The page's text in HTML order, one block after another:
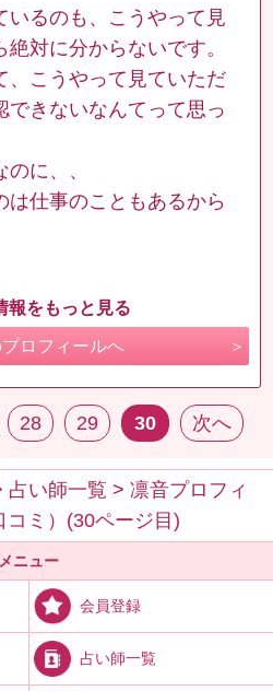
いるのも、こうやって見
対に分からないです。
、こうやって見ていただ
できないなんてって思っ
に、、
は仕事のこともあるから
報をもっと見る
ロフィールへ
28 29 30 次へ
占い師一覧 >凛音プロフィ
コミ）(30ページ目)
メニュー
会員登録
占い師一覧